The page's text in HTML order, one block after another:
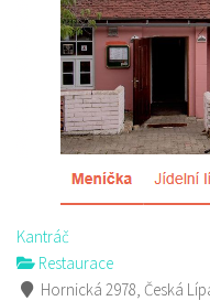
Kantráč
Restaurace
Hornická 2978, Česká